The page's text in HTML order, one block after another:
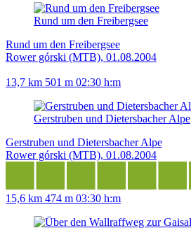
Rund um den Freibergsee
Rund um den Freibergsee
Rower górski (MTB), 01.08.2004
13,7 km 501 m 02:30 h:m
Gerstruben und Dietersbacher Alpe
Gerstruben und Dietersbacher Alpe
Rower górski (MTB), 01.08.2004
15,6 km 474 m 03:30 h:m